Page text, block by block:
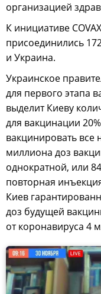
организацией
К инициативе
присоединились
и Украина.
Украинское
для первого этапа
выделит Киеву
для вакцинации
вакцинировать все
миллиона доз
однократной, или
повторная
Киев
доз будущей
от коронавируса 4